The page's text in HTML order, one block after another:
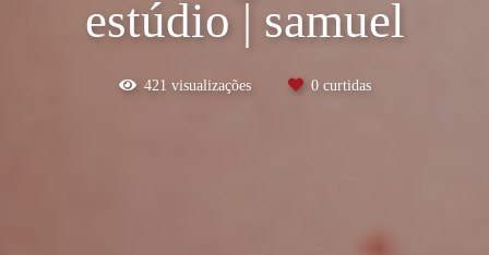
estúdio | samuel
421 visualizações 0curtidas